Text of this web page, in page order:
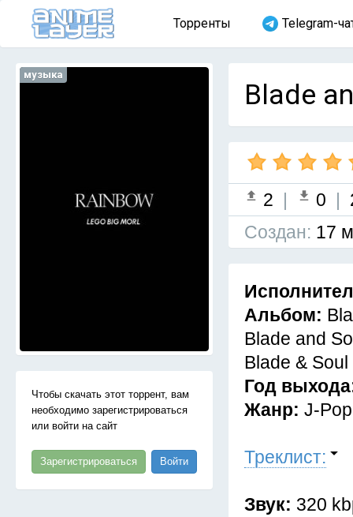
Торренты Telegram-
музыка
Чтобы скачать этот торрент, вам
необходимо зарегистрироваться
или войти на сайт
Зарегистрироваться Войти
Blade
2 | 0 |
Cоздан: 17
Альбом:
Blade and
Blade &
Год
Жанр: J-Pop
Треклист:
Звук: 320